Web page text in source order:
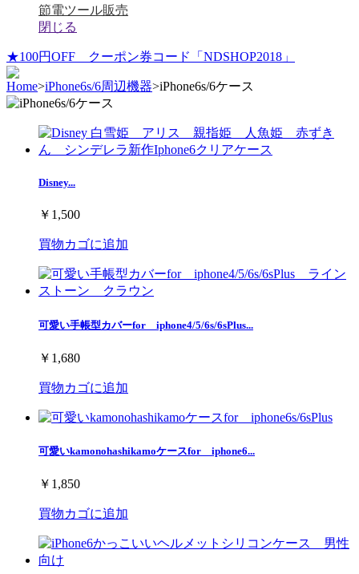
節電ツール販売
閉じる
★100円OFF クーポン券コード「NDSHOP2018」
Home>iPhone6s/6周辺機器>iPhone6s/6ケース
Disney...
￥1,500
買物カゴに追加
可愛い手帳型カバーfor iphone4/5/6s/6sPlus...
￥1,680
買物カゴに追加
可愛いkamonohashikamoケースfor iphone6...
￥1,850
買物カゴに追加